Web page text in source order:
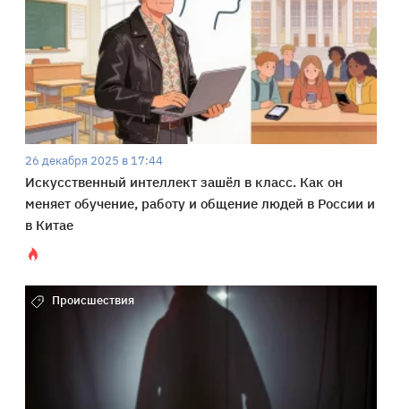
26 декабря 2025 в 17:44
Искусственный интеллект зашёл в класс. Как он
меняет обучение, работу и общение людей в России и
в Китае
Происшествия